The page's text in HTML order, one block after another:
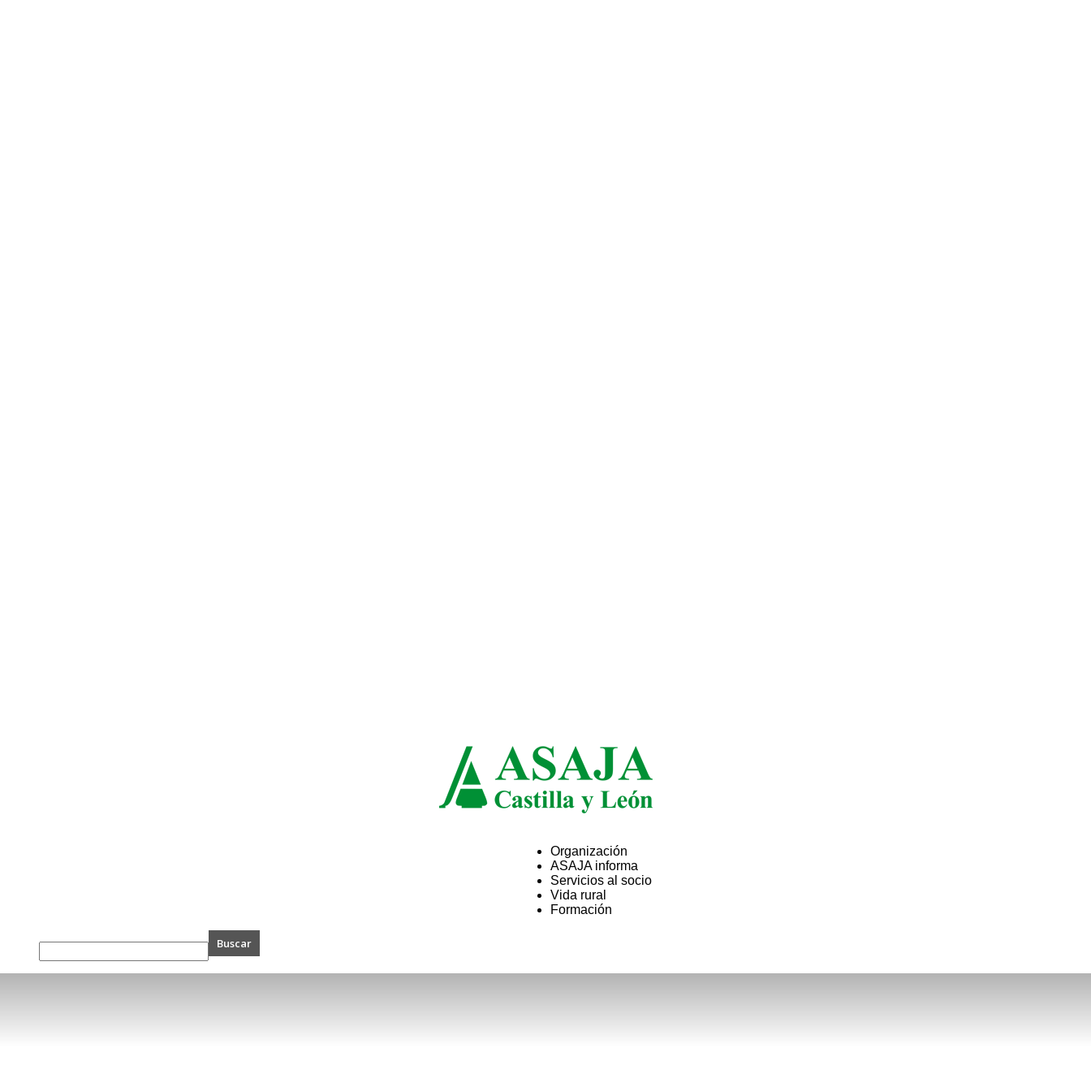
ASAJA
Castilla
Organización
ASAJA informa
Servicios al socio
Vida rural
Formación